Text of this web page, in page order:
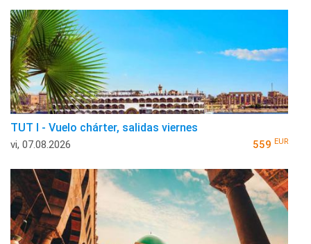
TUT I - Vuelo chárter, salidas viernes
vi, 07.08.2026 559 EUR